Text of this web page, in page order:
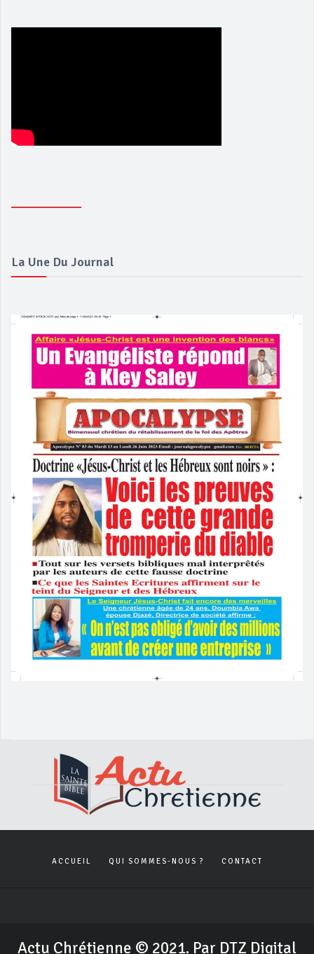
La Une Du Journal
ACCUEIL QUI SOMMES-NOUS ? CONTACT
Actu Chrétienne © 2021. Par DTZ Digital